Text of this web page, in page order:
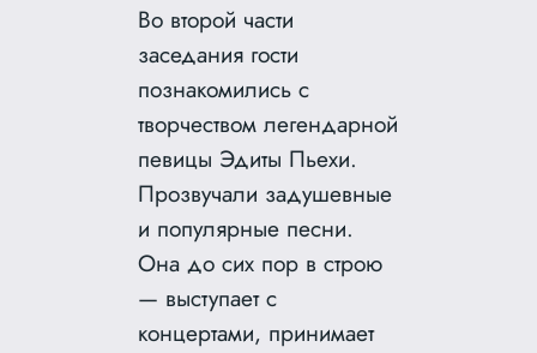
Во второй части
заседания гости
познакомились с
творчеством легендарной
певицы Эдиты Пьехи.
Прозвучали задушевные
и популярные песни.
Она до сих пор в строю
— выступает с
концертами, принимает